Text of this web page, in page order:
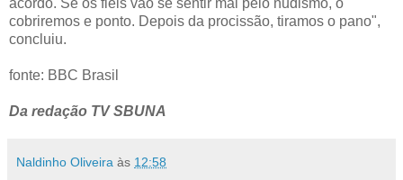
acordo. Se os fiéis vão se sentir mal pelo nudismo, o
cobriremos e ponto. Depois da procissão, tiramos o pano",
concluiu.
fonte: BBC Brasil
Da redação TV SBUNA
Naldinho Oliveira às 12:58